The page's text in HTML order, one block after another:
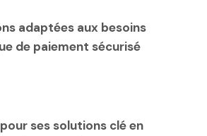
adaptées aux besoins
de paiement sécurisé
ses solutions clé en